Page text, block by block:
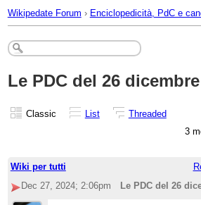
Wikipedate Forum › Enciclopedicità, PdC e
Le PDC del 26
Classic List
Threaded
3
Wiki per tutti
Dec 27, 2024; 2:06pm
Le PDC del 26